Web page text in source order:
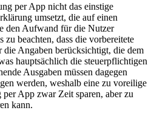
per App nicht das einstige
umsetzt, die auf einen
den Aufwand für die Nutzer
beachten, dass die vorbereitete
die Angaben berücksichtigt, die dem
hauptsächlich die steuerpflichtigen
Ausgaben müssen dagegen
werden, weshalb eine zu voreilige
App zwar Zeit sparen, aber zu
kann.